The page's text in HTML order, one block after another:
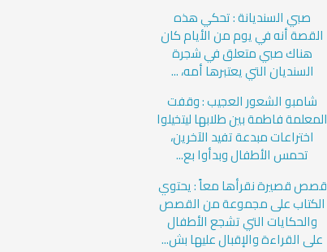
صبي السنديانة : تحكي هذه
القصة أنه في يوم من الأيام كان
هناك صبي متعلق في شجرة
السنديان التي يعتبرها أمه، ...
شامبو الشعور العجيب : وقفت
المعلمة فاطمة بين طلابها ليتخيلوا
اختراعات مبدعة تفيد الآخرين،
تحمس الأطفال وبدأوا بع...
قصص قصيرة نقرأها معاً : يحتوي
الكتاب على مجموعة من القصص
والحكايات التي تشجع الأطفال
على القراءة والإقبال عليها بش...